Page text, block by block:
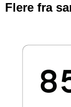
Flere fra